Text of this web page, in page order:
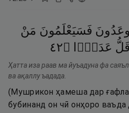
فَسَيَعْلَمُونَ مَنْ
عَدَدًۭا ۝٢٤
Ҳатта иза раав ма йуъадуна фа
ва ақаллу ъадада.
(Мушрикон ҳамеша дар
бубинанд он чӣ онҳоро